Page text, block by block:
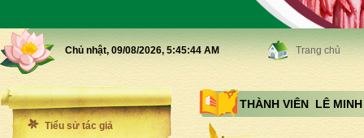
Chủ nhật, 09/08/2026, 5:45:46 AM Trang chủ
Tiểu sử tác giả
THÀNH VIÊN LÊ MINH